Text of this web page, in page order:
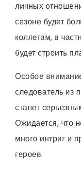
личных
сезоне будет
коллегам, в
будет строить
Особое
следователь из
станет
Ожидается, что
много интриг и
героев.